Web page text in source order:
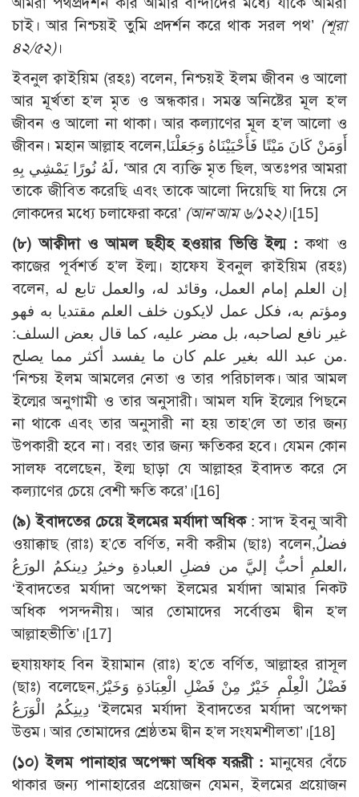
চাই। আর নিশ্চয়ই তুমি প্রদর্শন করে থাক সরল পথ’ (শূরা
৪২/৫২)।
ইবনুল ক্বাইয়িম (রহঃ) বলেন, নিশ্চয়ই ইলম জীবন ও আলো
আর মূর্খতা হ’ল মৃত ও অন্ধকার। সমস্ত অনিষ্টের মূল হ’ল
জীবন ও আলো না থাকা। আর কল্যাণের মূল হ’ল আলো ও
জীবন। মহান আল্লাহ বলেন,أَوَمَنْ كَانَ مَيْتًا فَأَحْيَيْنَاهُ وَجَعَلْنَا
لَهُ نُورًا يَمْشِي بِهِ، ‘আর যে ব্যক্তি মৃত ছিল, অতঃপর আমরা
তাকে জীবিত করেছি এবং তাকে আলো দিয়েছি যা দিয়ে সে
লোকদের মধ্যে চলাফেরা করে’ (আন‘আম ৬/১২২)।[15]
(৮) আক্বীদা ও আমল ছহীহ হওয়ার ভিত্তি ইল্ম :কথা ও
কাজের পূর্বশর্ত হ’ল ইল্ম। হাফেয ইবনুল ক্বাইয়িম (রহঃ)
বলেন, إن العلم إمام العمل، وقائد له، والعمل تابع له
ومؤتم به، فكل عمل لايكون خلف العلم مقتديا به فهو
غير نافع لصاحبه، بل مضر عليه، كما قال بعض السلف:
من عبد الله بغير علم كان ما يفسد أكثر مما يصلح.
‘নিশ্চয় ইলম আমলের নেতা ও তার পরিচালক। আর আমল
ইল্মের অনুগামী ও তার অনুসারী। আমল যদি ইল্মের পিছনে
না থাকে এবং তার অনুসারী না হয় তাহ’লে তা তার জন্য
উপকারী হবে না। বরং তার জন্য ক্ষতিকর হবে। যেমন কোন
সালফ বলেছেন, ইল্ম ছাড়া যে আল্লাহর ইবাদত করে সে
কল্যাণের চেয়ে বেশী ক্ষতি করে’।[16]
(৯) ইবাদতের চেয়ে ইলমের মর্যাদা অধিক : সা‘দ ইবনু আবী
ওয়াক্কাছ (রাঃ) হ’তে বর্ণিত, নবী করীম (ছাঃ) বলেন,فضلُ
العلمِ أحبُّ إليَّ من فضلِ العبادةِ وخيرُ دِينكمُ الورَعُ،
‘ইবাদতের মর্যাদা অপেক্ষা ইলমের মর্যাদা আমার নিকট
অধিক পসন্দনীয়। আর তোমাদের সর্বোত্তম দ্বীন হ’ল
আল্লাহভীতি’।[17]
হুযায়ফাহ বিন ইয়ামান (রাঃ) হ’তে বর্ণিত, আল্লাহর রাসূল
(ছাঃ) বলেছেন,فَضْلُ الْعِلْمِ خَيْرٌ مِنْ فَضْلِ الْعِبَادَةِ وَخَيْرُ
دِينِكُمُ الْوَرَعُ ‘ইলমের মর্যাদা ইবাদতের মর্যাদা অপেক্ষা
উত্তম। আর তোমাদের শ্রেষ্ঠতম দ্বীন হ’ল সংযমশীলতা’।[18]
(১০) ইলম পানাহার অপেক্ষা অধিক যরূরী : মানুষের বেঁচে
থাকার জন্য পানাহারের প্রয়োজন যেমন, ইলমের প্রয়োজন